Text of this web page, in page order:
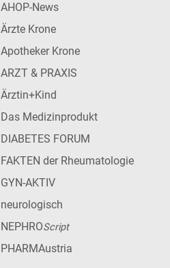
AHOP-News
Ärzte Krone
Apotheker Krone
ARZT & PRAXIS
Ärztin+Kind
Das Medizinprodukt
DIABETES FORUM
FAKTEN der Rheumatologie
GYN-AKTIV
neurologisch
NEPHROScript
PHARMAustria